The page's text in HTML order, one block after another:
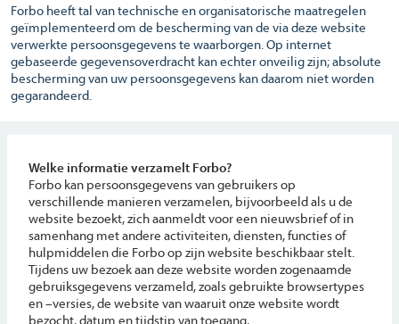
Forbo heeft tal van technische en organisatorische maatregelen
geïmplementeerd om de bescherming van de via deze website
verwerkte persoonsgegevens te waarborgen. Op internet
gebaseerde gegevensoverdracht kan echter onveilig zijn; absolute
bescherming van uw persoonsgegevens kan daarom niet worden
gegarandeerd.
Welke informatie verzamelt Forbo?
Forbo kan persoonsgegevens van gebruikers op
verschillende manieren verzamelen, bijvoorbeeld als u de
website bezoekt, zich aanmeldt voor een nieuwsbrief of in
samenhang met andere activiteiten, diensten, functies of
hulpmiddelen die Forbo op zijn website beschikbaar stelt.
Tijdens uw bezoek aan deze website worden zogenaamde
gebruiksgegevens verzameld, zoals gebruikte browsertypes
en –versies, de website van waaruit onze website wordt
bezocht, datum en tijdstip van toegang,